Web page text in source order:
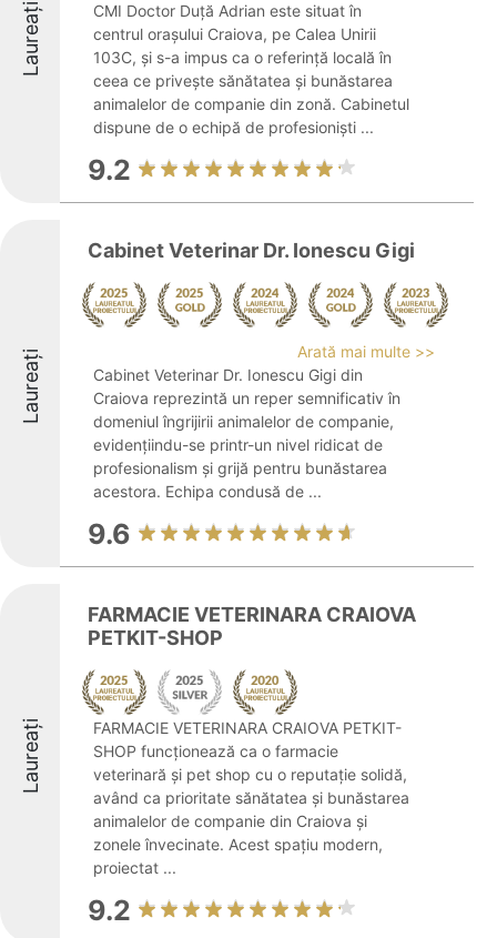
Laureați
CMI Doctor Duță Adrian este situat în
centrul orașului Craiova, pe Calea Unirii
103C, și s-a impus ca o referință locală în
ceea ce privește sănătatea și bunăstarea
animalelor de companie din zonă. Cabinetul
dispune de o echipă de profesioniști ...
9.2
Laureați
Cabinet Veterinar Dr. Ionescu Gigi
Arată mai multe >>
Cabinet Veterinar Dr. Ionescu Gigi din
Craiova reprezintă un reper semnificativ în
domeniul îngrijirii animalelor de companie,
evidențiindu-se printr-un nivel ridicat de
profesionalism și grijă pentru bunăstarea
acestora. Echipa condusă de ...
9.6
Laureați
FARMACIE VETERINARA CRAIOVA
PETKIT-SHOP
FARMACIE VETERINARA CRAIOVA PETKIT-
SHOP funcționează ca o farmacie
veterinară și pet shop cu o reputație solidă,
având ca prioritate sănătatea și bunăstarea
animalelor de companie din Craiova și
zonele învecinate. Acest spațiu modern,
proiectat ...
9.2